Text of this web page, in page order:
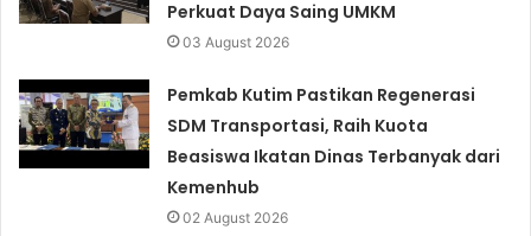
Perkuat Daya Saing UMKM
03 August 2026
Pemkab Kutim Pastikan Regenerasi
SDM Transportasi, Raih Kuota
Beasiswa Ikatan Dinas Terbanyak dari
Kemenhub
02 August 2026